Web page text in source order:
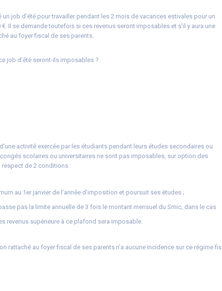
un job d’été pour travailler pendant les 2 mois de vacances estivales pour un
Il se demande toutefois si ces revenus seront imposables et s’il y aura une
au foyer fiscal de ses parents.
job d’été seront-ils imposables ?
activité exercée par les étudiants pendant leurs études secondaires ou
scolaires ou universitaires ne sont pas imposables, sur option des
respect de 2 conditions :
au 1er janvier de l’année d’imposition et poursuit ses études ;
pas la limite annuelle de 3 fois le montant mensuel du Smic, dans le cas
revenus supérieure à ce plafond sera imposable.
rattaché au foyer fiscal de ses parents n’a aucune incidence sur ce régime